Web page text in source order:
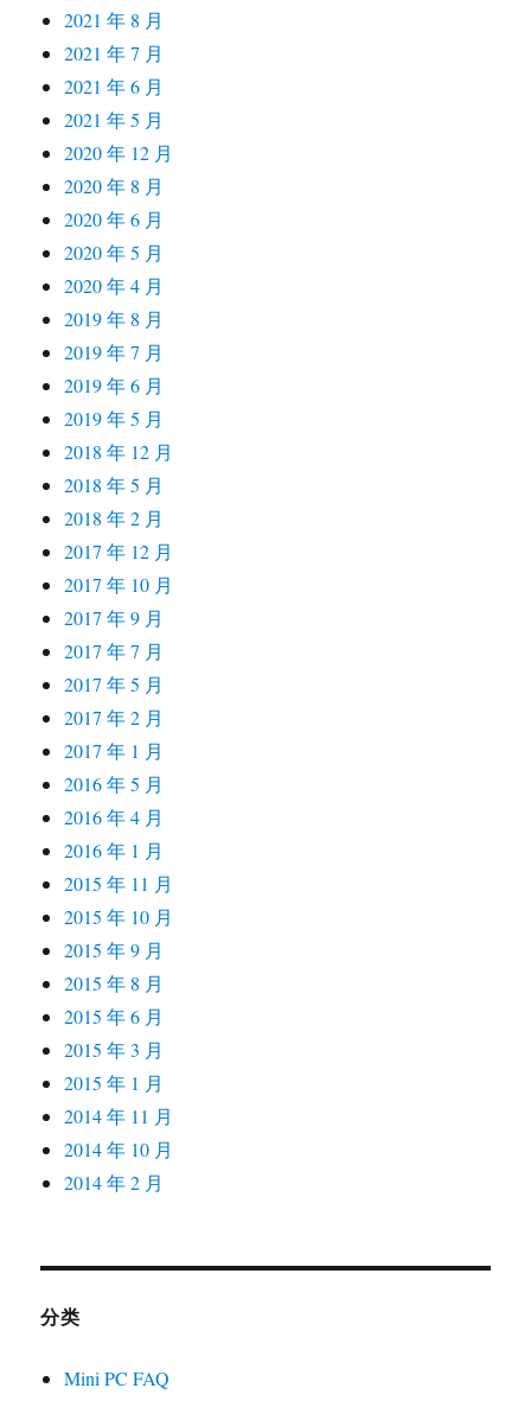
2021 年 8 月
2021 年 7 月
2021 年 6 月
2021 年 5 月
2020 年 12 月
2020 年 8 月
2020 年 6 月
2020 年 5 月
2020 年 4 月
2019 年 8 月
2019 年 7 月
2019 年 6 月
2019 年 5 月
2018 年 12 月
2018 年 5 月
2018 年 2 月
2017 年 12 月
2017 年 10 月
2017 年 9 月
2017 年 7 月
2017 年 5 月
2017 年 2 月
2017 年 1 月
2016 年 5 月
2016 年 4 月
2016 年 1 月
2015 年 11 月
2015 年 10 月
2015 年 9 月
2015 年 8 月
2015 年 6 月
2015 年 3 月
2015 年 1 月
2014 年 11 月
2014 年 10 月
2014 年 2 月
分类
Mini PC FAQ